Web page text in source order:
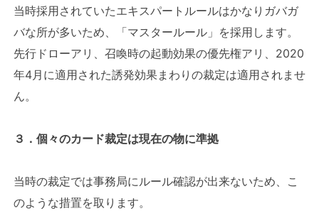
当時採用されていたエキスパートルールはかなりガバガ
バな所が多いため、「マスタールール」を採用します。
先行ドローアリ、召喚時の起動効果の優先権アリ、2020
年4月に適用された誘発効果まわりの裁定は適用されませ
ん。
３．個々のカード裁定は現在の物に準拠
当時の裁定では事務局にルール確認が出来ないため、こ
のような措置を取ります。